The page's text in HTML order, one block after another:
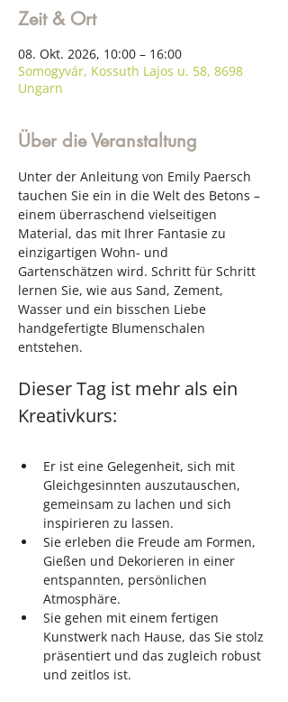
Zeit & Ort
08. Okt. 2026, 10:00 – 16:00
Somogyvár, Kossuth Lajos u. 58, 8698
Ungarn
Über die Veranstaltung
Unter der Anleitung von Emily Paersch
tauchen Sie ein in die Welt des Betons –
einem überraschend vielseitigen
Material, das mit Ihrer Fantasie zu
einzigartigen Wohn- und
Gartenschätzen wird. Schritt für Schritt
lernen Sie, wie aus Sand, Zement,
Wasser und ein bisschen Liebe
handgefertigte Blumenschalen
entstehen.
Dieser Tag ist mehr als ein
Kreativkurs:
Er ist eine Gelegenheit, sich mit
Gleichgesinnten auszutauschen,
gemeinsam zu lachen und sich
inspirieren zu lassen.
Sie erleben die Freude am Formen,
Gießen und Dekorieren in einer
entspannten, persönlichen
Atmosphäre.
Sie gehen mit einem fertigen
Kunstwerk nach Hause, das Sie stolz
präsentiert und das zugleich robust
und zeitlos ist.